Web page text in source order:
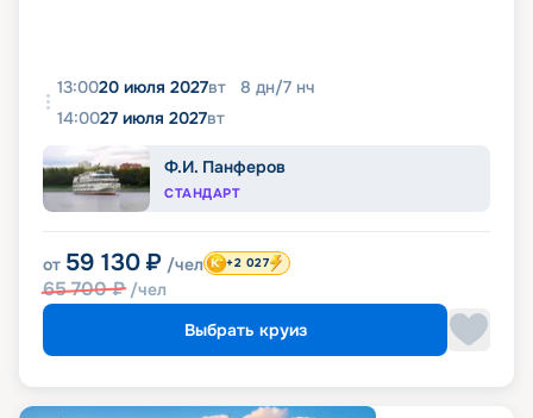
13:0020 июля 2027вт 8 дн/7 нч
14:0027 июля 2027вт
Ф.И. Панферов
СТАНДАРТ
от 59 130 ₽ /чел
65 700₽ /чел
+2 027
Выбрать круиз